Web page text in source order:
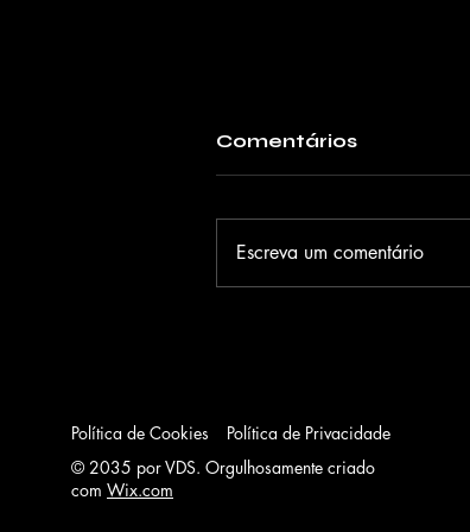
Amaro
Comentários
Escreva um comentário
Política de Cookies
Política de Privacidade
© 2035 por VDS. Orgulhosamente criado
com Wix.com